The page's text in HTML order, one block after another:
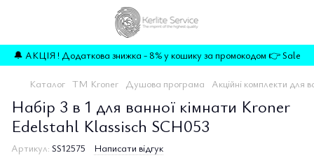
🔔 АКЦІЯ ! Додаткова знижка - 8% у кошику за промокодом 👉 Sale
Каталог TM Kroner Душова програма Акційні комплекти для
Набір 3 в 1 для ванної кімнати Kroner
Edelstahl Klassisch SCH053
Артикул: SS12575 Написати відгук